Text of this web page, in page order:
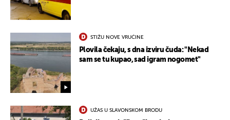
STIŽU NOVE VRUĆINE
Plovila čekaju, s dna izviru čuda: "Nekad
sam se tu kupao, sad igram nogomet"
UŽAS U SLAVONSKOM BRODU